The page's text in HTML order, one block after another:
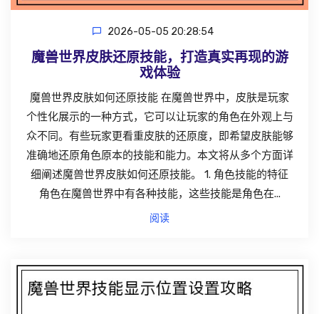
2026-05-05 20:28:54
魔兽世界皮肤还原技能，打造真实再现的游
戏体验
魔兽世界皮肤如何还原技能 在魔兽世界中，皮肤是玩家
个性化展示的一种方式，它可以让玩家的角色在外观上与
众不同。有些玩家更看重皮肤的还原度，即希望皮肤能够
准确地还原角色原本的技能和能力。本文将从多个方面详
细阐述魔兽世界皮肤如何还原技能。 1. 角色技能的特征
角色在魔兽世界中有各种技能，这些技能是角色在...
阅读